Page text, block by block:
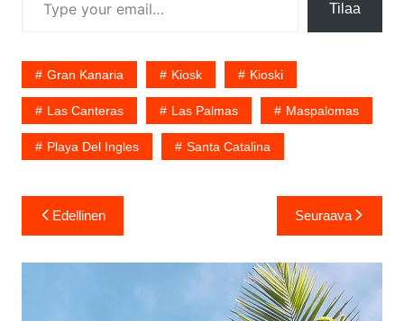
Tilaa
Gran Kanaria Kiosk Kioski
Las Canteras Las Palmas Maspalomas
Playa Del Ingles Santa Catalina
Artikkelien
selaus
Edellinen Seuraava